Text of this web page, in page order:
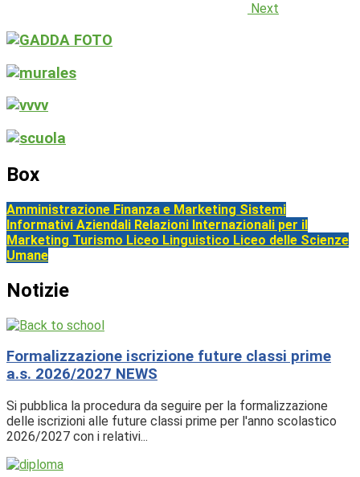
Next
Box
Amministrazione Finanza e Marketing Sistemi
Informativi Aziendali Relazioni Internazionali per il
Marketing Turismo Liceo Linguistico Liceo delle Scienze
Umane
Notizie
Formalizzazione iscrizione future classi prime
a.s. 2026/2027 NEWS
Si pubblica la procedura da seguire per la formalizzazione
delle iscrizioni alle future classi prime per l'anno scolastico
2026/2027 con i relativi...